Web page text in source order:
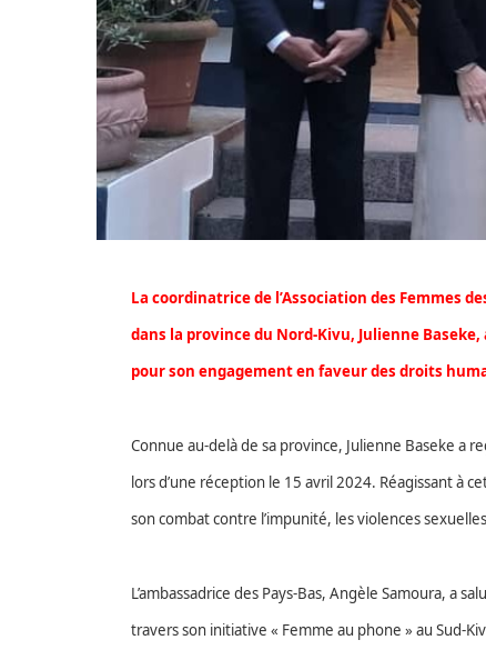
La coordinatrice de l’Association des Femmes
dans la province du Nord-Kivu, Julienne
pour son engagement en faveur des droits
Connue au-delà de sa province, Julienne Baseke a
lors d’une réception le 15 avril 2024. Réagissant à
son combat contre l’impunité, les violences
L’ambassadrice des Pays-Bas, Angèle Samoura, a
travers son initiative « Femme au phone » au Sud-